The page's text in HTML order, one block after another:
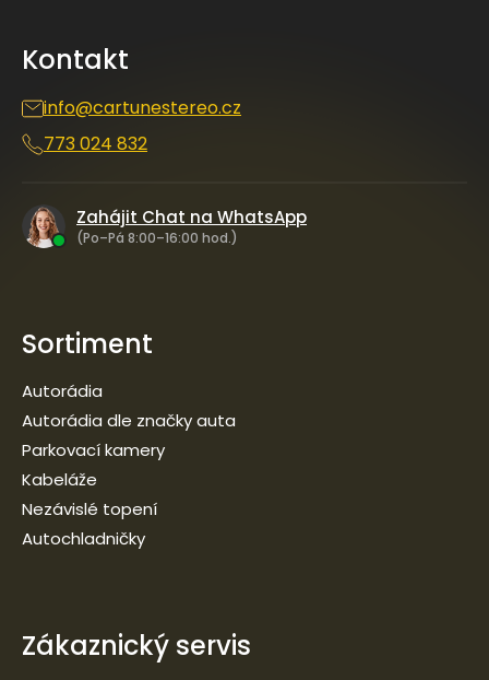
Kontakt
info@cartunestereo.cz
773 024 832
Zahájit Chat na WhatsApp
(Po–Pá 8:00–16:00 hod.)
Sortiment
Autorádia
Autorádia dle značky auta
Parkovací kamery
Kabeláže
Nezávislé topení
Autochladničky
Zákaznický servis